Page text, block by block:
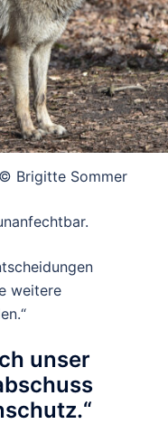
Brigitte Sommer
weitere
unser